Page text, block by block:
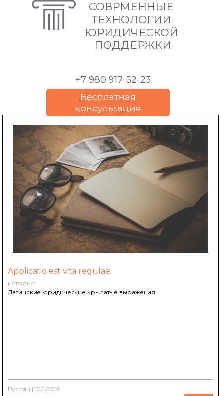
СОВРМЕННЫЕ
ТЕХНОЛОГИИ
ЮРИДИЧЕСКОЙ
ПОДДЕРЖКИ
+7 980 917-52-23
Бесплатная
консультация
Applicatio est vita regulae.
история
Латинские юридические крылатые выражения
Руслан | 10/1/2019